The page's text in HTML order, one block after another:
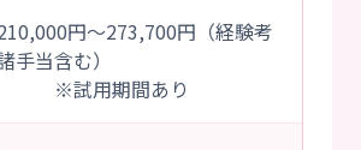
円～273,700円（経験考
手当含む）
期間あり